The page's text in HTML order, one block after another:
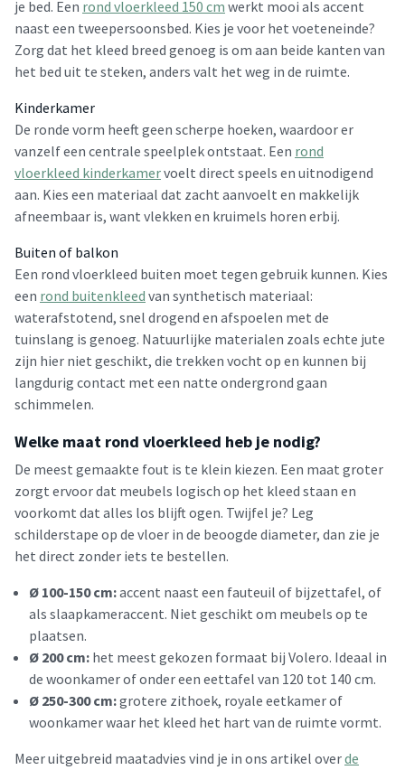
je bed. Een rond vloerkleed 150 cm werkt mooi als accent
naast een tweepersoonsbed. Kies je voor het voeteneinde?
Zorg dat het kleed breed genoeg is om aan beide kanten van
het bed uit te steken, anders valt het weg in de ruimte.
Kinderkamer
De ronde vorm heeft geen scherpe hoeken, waardoor er
vanzelf een centrale speelplek ontstaat. Een rond
vloerkleed kinderkamervoelt direct speels en uitnodigend
aan. Kies een materiaal dat zacht aanvoelt en makkelijk
afneembaar is, want vlekken en kruimels horen erbij.
Buiten of balkon
Een rond vloerkleed buiten moet tegen gebruik kunnen. Kies
een rond buitenkleed van synthetisch materiaal:
waterafstotend, snel drogend en afspoelen met de
tuinslang is genoeg. Natuurlijke materialen zoals echte jute
zijn hier niet geschikt, die trekken vocht op en kunnen bij
langdurig contact met een natte ondergrond gaan
schimmelen.
Welke maat rond vloerkleed heb je nodig?
De meest gemaakte fout is te klein kiezen. Een maat groter
zorgt ervoor dat meubels logisch op het kleed staan en
voorkomt dat alles los blijft ogen. Twijfel je? Leg
schilderstape op de vloer in de beoogde diameter, dan zie je
het direct zonder iets te bestellen.
Ø 100-150 cm:accent naast een fauteuil of bijzettafel, of
als slaapkameraccent. Niet geschikt om meubels op te
plaatsen.
Ø 200 cm: het meest gekozen formaat bij Volero. Ideaal in
de woonkamer of onder een eettafel van 120 tot 140 cm.
Ø 250-300 cm:grotere zithoek, royale eetkamer of
woonkamer waar het kleed het hart van de ruimte vormt.
Meer uitgebreid maatadvies vind je in ons artikel overde